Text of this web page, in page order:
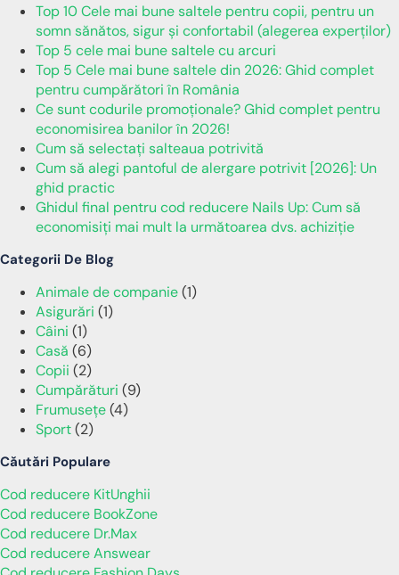
Top 10 Cele mai bune saltele pentru copii, pentru un
somn sănătos, sigur și confortabil (alegerea experților)
Top 5 cele mai bune saltele cu arcuri
Top 5 Cele mai bune saltele din 2026: Ghid complet
pentru cumpărători în România
Ce sunt codurile promoționale? Ghid complet pentru
economisirea banilor în 2026!
Cum să selectați salteaua potrivită
Cum să alegi pantoful de alergare potrivit [2026]: Un
ghid practic
Ghidul final pentru cod reducere Nails Up: Cum să
economisiți mai mult la următoarea dvs. achiziție
Categorii De Blog
Animale de companie(1)
Asigurări (1)
Câini (1)
Casă (6)
Copii (2)
Cumpărături (9)
Frumusețe(4)
Sport(2)
Căutări Populare
Cod reducere KitUnghii
Cod reducere BookZone
Cod reducere Dr.Max
Cod reducere Answear